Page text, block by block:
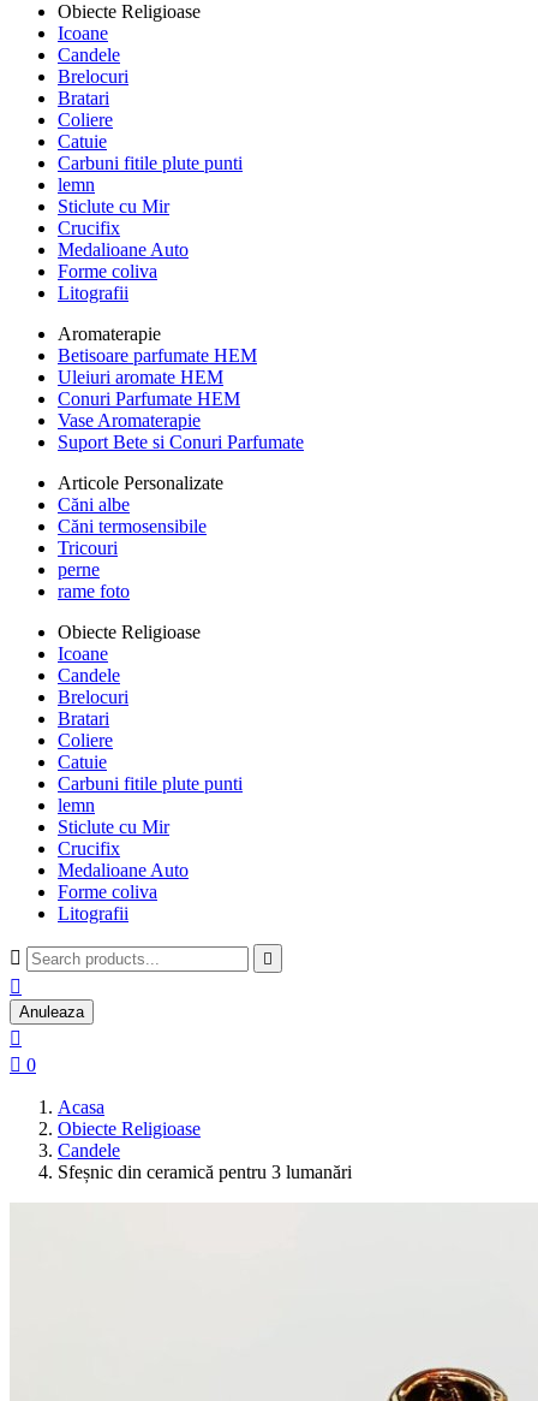
Obiecte Religioase
Icoane
Candele
Brelocuri
Bratari
Coliere
Catuie
Carbuni fitile plute punti
lemn
Sticlute cu Mir
Crucifix
Medalioane Auto
Forme coliva
Litografii
Aromaterapie
Betisoare parfumate HEM
Uleiuri aromate HEM
Conuri Parfumate HEM
Vase Aromaterapie
Suport Bete si Conuri Parfumate
Articole Personalizate
Căni albe
Căni termosensibile
Tricouri
perne
rame foto
Obiecte Religioase
Icoane
Candele
Brelocuri
Bratari
Coliere
Catuie
Carbuni fitile plute punti
lemn
Sticlute cu Mir
Crucifix
Medalioane Auto
Forme coliva
Litografii
 

Anuleaza

 0
Acasa
Obiecte Religioase
Candele
Sfeșnic din ceramică pentru 3 lumanări